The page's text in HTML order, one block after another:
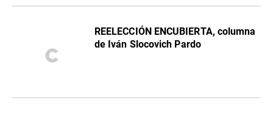
REELECCIÓN ENCUBIERTA, columna
de Iván Slocovich Pardo